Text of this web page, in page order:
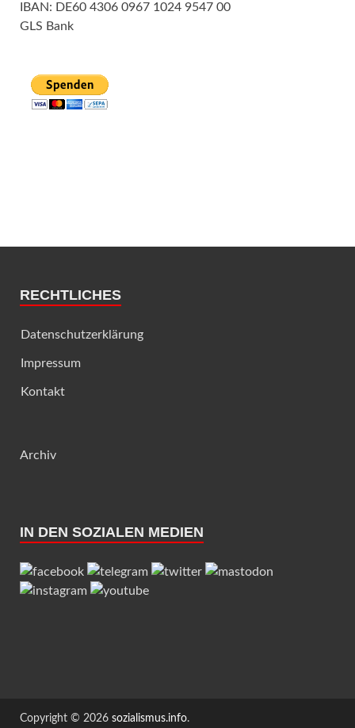
IBAN: DE60 4306 0967 1024 9547 00
GLS Bank
RECHTLICHES
Datenschutzerklärung
Impressum
Kontakt
Archiv
IN DEN SOZIALEN MEDIEN
Copyright © 2026 sozialismus.info.